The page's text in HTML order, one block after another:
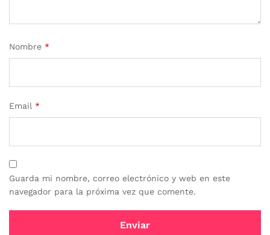
Nombre *
Email *
Guarda mi nombre, correo electrónico y web en este
navegador para la próxima vez que comente.